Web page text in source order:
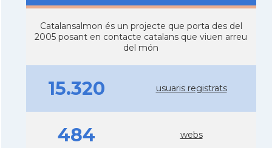
Catalansalmon és un projecte que porta des del
2005 posant en contacte catalans que viuen arreu
del món
15.320 usuaris registrats
484 webs